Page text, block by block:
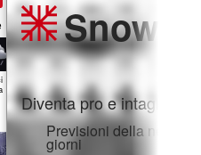
Snow
Diventa pro e intaglia:
Previsioni della neve
giorni